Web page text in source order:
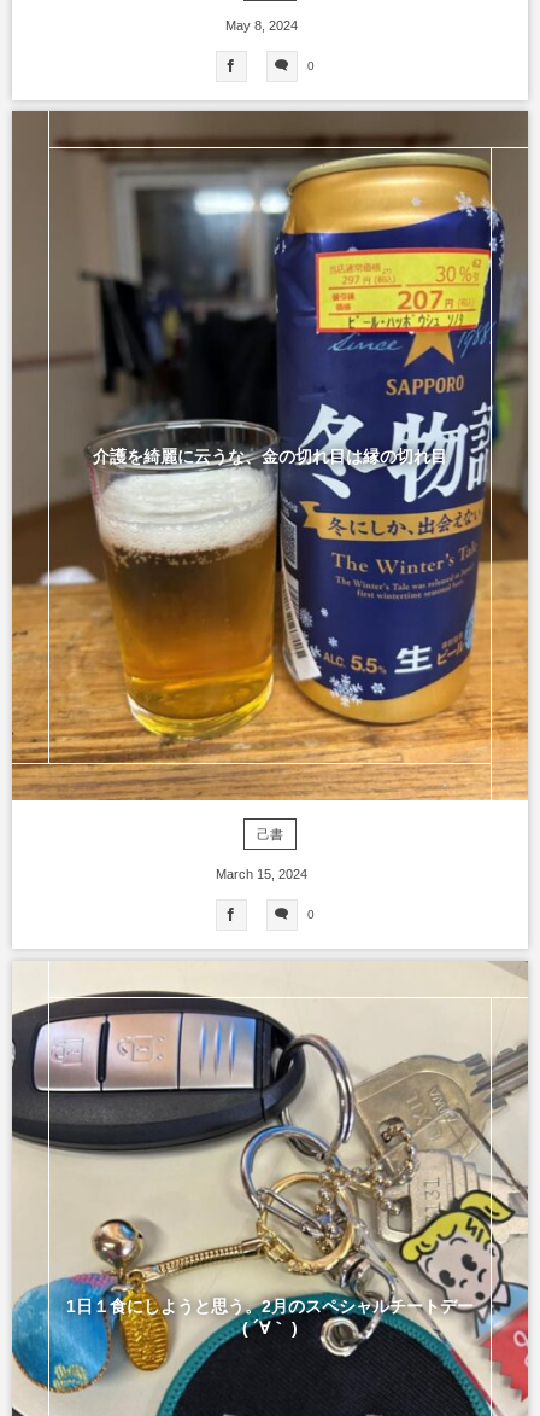
May 8, 2024
0
介護を綺麗に云うな、金の切れ目は縁の切れ目
己書
March 15, 2024
0
1日１食にしようと思う。2月のスペシャルチートデー
( ´∀｀ )